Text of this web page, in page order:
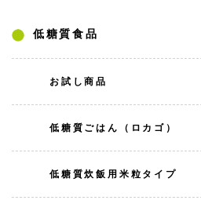
低糖質食品
お試し商品
低糖質ごはん（ロカゴ）
低糖質炊飯用米粒タイプ